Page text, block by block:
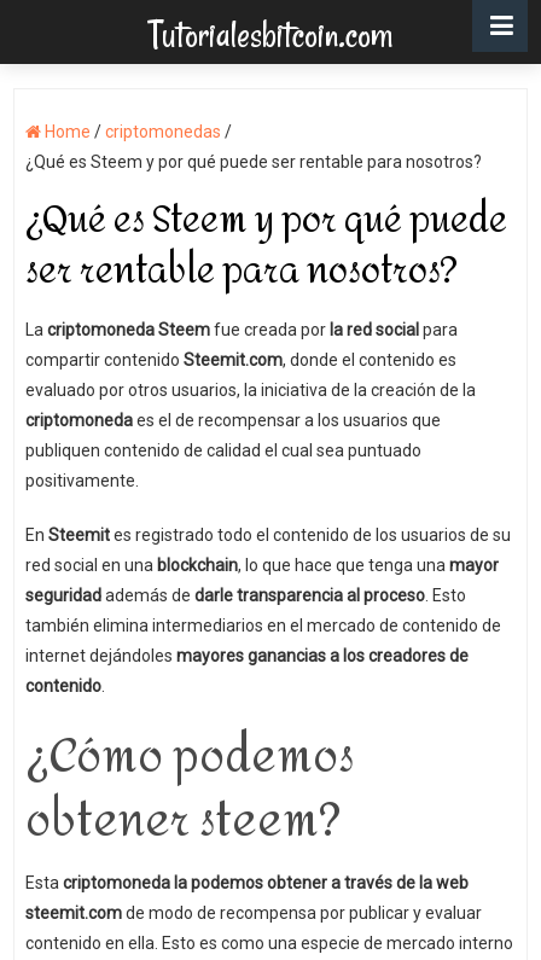
Tutorialesbitcoin.com
Home /criptomonedas /
¿Qué es Steem y por qué puede ser rentable para nosotros?
¿Qué es Steem y por qué puede
ser rentable para nosotros?
La criptomoneda Steemfue creada por la red social para
compartir contenido Steemit.com, donde el contenido es
evaluado por otros usuarios, la iniciativa de la creación de la
criptomonedaes el de recompensar a los usuarios que
publiquen contenido de calidad el cual sea puntuado
positivamente.
En Steemites registrado todo el contenido de los usuarios de su
red social en una blockchain, lo que hace que tenga una mayor
seguridadademás de darle transparencia al proceso. Esto
también elimina intermediarios en el mercado de contenido de
internet dejándoles mayores ganancias a los creadores de
contenido.
¿Cómo podemos
obtener steem?
Esta criptomoneda la podemos obtener a través de la web
steemit.comde modo de recompensa por publicar y evaluar
contenido en ella. Esto es como una especie de mercado interno